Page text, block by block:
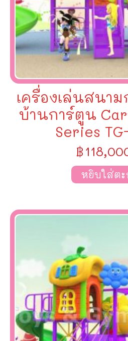
เครื่องเล่นสนา
บ้านการ์ตูน
Series
฿
หยิบใส่ตะ